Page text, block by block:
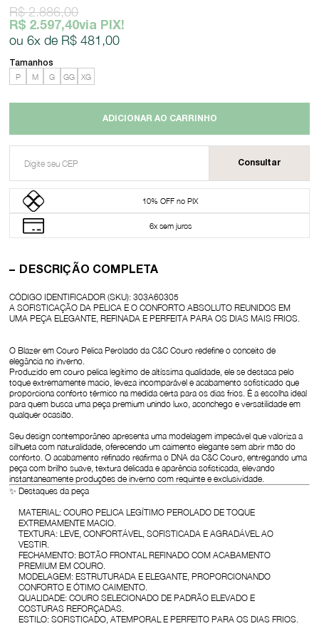
R$ 2.597,40via PIX!
R$ 2.886,00
6x
R$ 481,00
P M G GG XG
10% OFF no PIX
6x sem juros
DESCRIÇÃO COMPLETA
CÓDIGO IDENTIFICADOR (SKU): 303A60305
A SOFISTICAÇÃO DA PELICA E O CONFORTO ABSOLUTO REUNIDOS EM
UMA PEÇA ELEGANTE, REFINADA E PERFEITA PARA OS DIAS MAIS FRIOS.
O Blazer em Couro Pelica Perolado da C&C Couro redefine o conceito de
elegância no inverno.
Produzido em couro pelica legítimo de altíssima qualidade, ele se destaca pelo
toque extremamente macio, leveza incomparável e acabamento sofisticado que
proporciona conforto térmico na medida certa para os dias frios. É a escolha ideal
para quem busca uma peça premium unindo luxo, aconchego e versatilidade em
qualquer ocasião.
Seu design contemporâneo apresenta uma modelagem impecável que valoriza a
silhueta com naturalidade, oferecendo um caimento elegante sem abrir mão do
conforto. O acabamento refinado reafirma o DNA da C&C Couro, entregando uma
peça com brilho suave, textura delicada e aparência sofisticada, elevando
instantaneamente produções de inverno com requinte e exclusividade.
✨Destaques da peça
MATERIAL: COURO PELICA LEGÍTIMO PEROLADO DE TOQUE
EXTREMAMENTE MACIO.
TEXTURA: LEVE, CONFORTÁVEL, SOFISTICADA E AGRADÁVEL AO
VESTIR.
FECHAMENTO: BOTÃO FRONTAL REFINADO COM ACABAMENTO
PREMIUM EM COURO.
MODELAGEM: ESTRUTURADA E ELEGANTE, PROPORCIONANDO
CONFORTO E ÓTIMO CAIMENTO.
QUALIDADE: COURO SELECIONADO DE PADRÃO ELEVADO E
COSTURAS REFORÇADAS.
ESTILO: SOFISTICADO, ATEMPORAL E PERFEITO PARA OS DIAS FRIOS.